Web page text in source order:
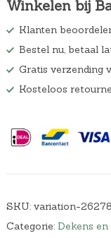
Winkelen bij
Klanten
Bestel nu, betaal
Gratis verzending
Kosteloos
SKU: variation-26278
Categorie: Dekens en